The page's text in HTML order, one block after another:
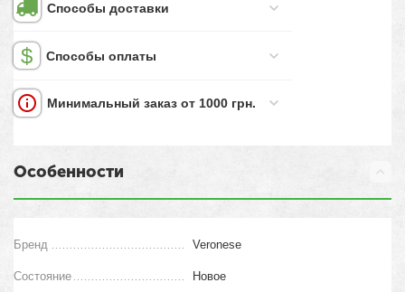
Способы доставки
Способы оплаты
Минимальный заказ от 1000 грн.
Особенности
Бренд Veronese
Состояние Новое